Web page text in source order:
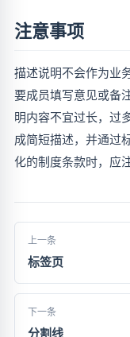
注意事项
描述说明不会作为业
要成员填写意见或备
明内容不宜过长，过
成简短描述，并通过
化的制度条款时，应
上一条
标签页
下一条
分割线